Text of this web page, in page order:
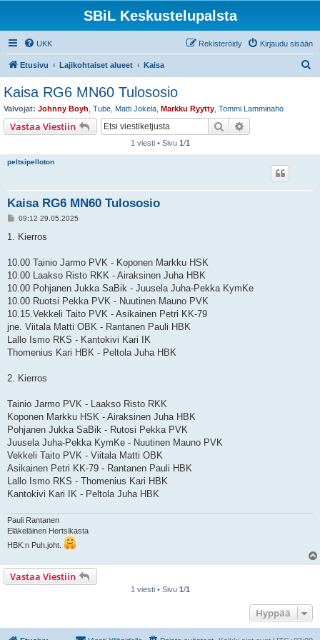
SBiL Keskustelupalsta
UKK Kirjaudu sisään
Rekisteröidy
Etusivu Lajikohtaiset alueet Kaisa
Kaisa RG6 MN60 Tulososio
Valvojat: Johnny Boyh Tube Matti Jokela Markku Ryytty Tommi Lamminaho
Vastaa Viestiin Etsi
1 viesti • Sivu 1/1
peltsipelloton
Kaisa RG6 MN60 Tulososio
V
e
i
09:12 29.05.2025
1. Kierros
10.00 Tainio Jarmo PVK - Koponen Markku HSK
10.00 Laakso Risto RKK - Airaksinen Juha HBK
10.00 Pohjanen Jukka SaBik - Juusela Juha-Pekka KymKe
10.00 Ruotsi Pekka PVK - Nuutinen Mauno PVK
10.15.Vekkeli Taito PVK - Asikainen Petri KK-79
jne. Viitala Matti OBK - Rantanen Pauli HBK
Lallo Ismo RKS - Kantokivi Kari IK
Thomenius Kari HBK - Peltola Juha HBK
2. Kierros
Tainio Jarmo PVK - Laakso Risto RKK
Koponen Markku HSK - Airaksinen Juha HBK
Pohjanen Jukka SaBik - Rutosi Pekka PVK
Juusela Juha-Pekka KymKe - Nuutinen Mauno PVK
Vekkeli Taito PVK - Viitala Matti OBK
Asikainen Petri KK-79 - Rantanen Pauli HBK
Lallo Ismo RKS - Thomenius Kari HBK
Kantokivi Kari IK - Peltola Juha HBK
Pauli Rantanen
Eläkeläinen Hertsikasta
HBK:n Puh.joht.
Vastaa Viestiin
1 viesti • Sivu 1 /1
Hyppää